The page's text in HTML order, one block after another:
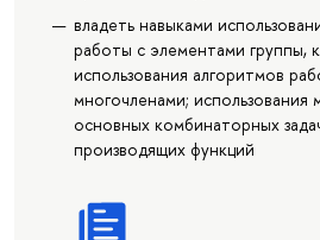
владеть навыками
работы с элементами группы,
использования алгоритмов
многочленами;
основных комбинаторных
производящих функций